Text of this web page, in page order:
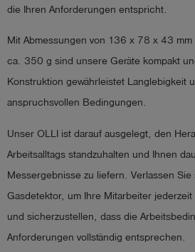
die Ihren Anforderungen entspricht.
Mit Abmessungen von 136 x 78 x 43
ca. 350 g sind unsere Geräte kompakt
Konstruktion gewährleistet Langlebigkeit
anspruchsvollen Bedingungen.
Unser OLLI ist darauf ausgelegt, den
Arbeitsalltags standzuhalten und Ihnen
Messergebnisse zu liefern. Verlassen
Gasdetektor, um Ihre Mitarbeiter
und sicherzustellen, dass die
Anforderungen vollständig entsprechen.